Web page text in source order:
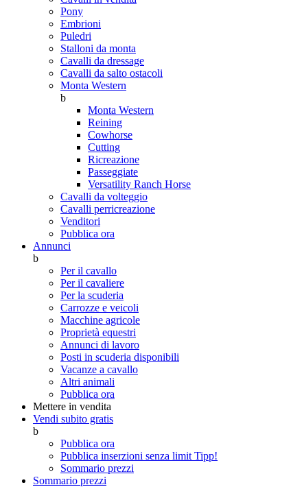
Pony
Embrioni
Puledri
Stalloni da monta
Cavalli da dressage
Cavalli da salto ostacoli
Monta Western
b
Monta Western
Reining
Cowhorse
Cutting
Ricreazione
Passeggiate
Versatility Ranch Horse
Cavalli da volteggio
Cavalli perricreazione
Venditori
Pubblica ora
Annunci
b
Per il cavallo
Per il cavaliere
Per la scuderia
Carrozze e veicoli
Macchine agricole
Proprietà equestri
Annunci di lavoro
Posti in scuderia disponibili
Vacanze a cavallo
Altri animali
Pubblica ora
Mettere in vendita
Vendi subito gratis
b
Pubblica ora
Pubblica inserzioni senza limit Tipp!
Sommario prezzi
Sommario prezzi